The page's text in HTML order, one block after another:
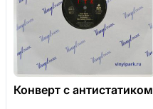
Конверт с антистатиком